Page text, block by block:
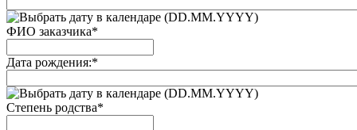
(DD.MM.YYYY)
ФИО заказчика*
Дата рождения:*
(DD.MM.YYYY)
Степень родства*